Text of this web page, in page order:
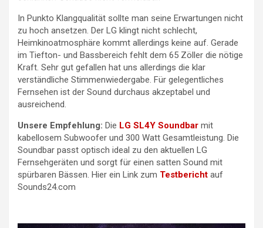
In Punkto Klangqualität sollte man seine Erwartungen nicht
zu hoch ansetzen. Der LG klingt nicht schlecht,
Heimkinoatmosphäre kommt allerdings keine auf. Gerade
im Tiefton- und Bassbereich fehlt dem 65 Zöller die nötige
Kraft. Sehr gut gefallen hat uns allerdings die klar
verständliche Stimmenwiedergabe. Für gelegentliches
Fernsehen ist der Sound durchaus akzeptabel und
ausreichend.
Unsere Empfehlung: Die LG SL4Y Soundbar mit
kabellosem Subwoofer und 300 Watt Gesamtleistung. Die
Soundbar passt optisch ideal zu den aktuellen LG
Fernsehgeräten und sorgt für einen satten Sound mit
spürbaren Bässen. Hier ein Link zum Testbericht auf
Sounds24.com